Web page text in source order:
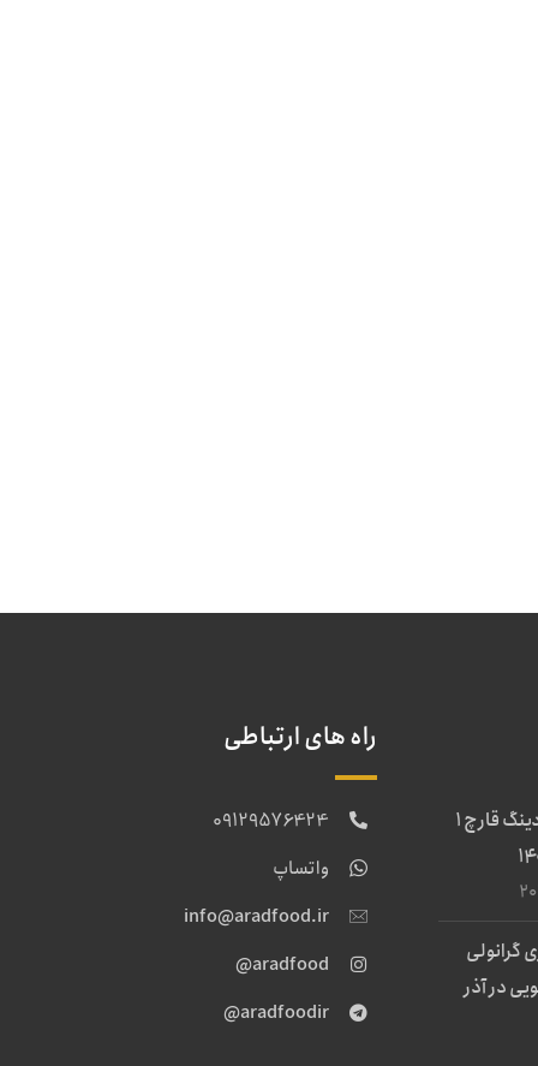
بهترین قیمت بردینگ قارچ 1
گرانولی
۲ کیلویی در آذر
راه های ارتباطی
09129576424
واتساپ
info@aradfood.ir
aradfood@
aradfoodir@